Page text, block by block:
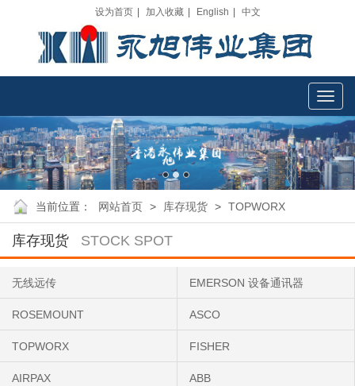
设为首页 加入收藏 English 中文
当前位置： 网站首页 > 库存现货 > TOPWORX
库存现货 STOCK SPOT
无线远传 EMERSON 设备通讯器
ROSEMOUNT ASCO
TOPWORX FISHER
AIRPAX ABB